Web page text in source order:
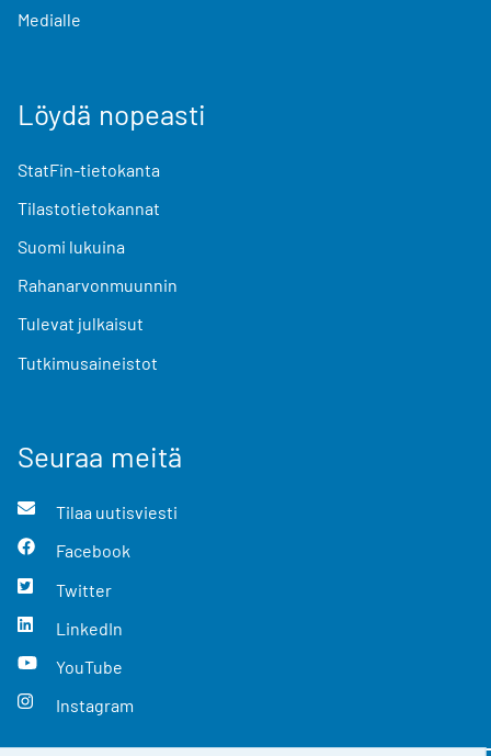
Medialle
Löydä nopeasti
StatFin-tietokanta
Tilastotietokannat
Suomi lukuina
Rahanarvonmuunnin
Tulevat julkaisut
Tutkimusaineistot
Seuraa meitä
Tilaa uutisviesti
Facebook
Twitter
LinkedIn
YouTube
Instagram